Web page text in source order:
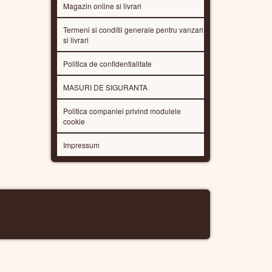
Magazin online si livrari
Termeni si conditii generale pentru vanzari
si livrari
Politica de confidentialitate
MASURI DE SIGURANTA
Politica companiei privind modulele
cookie
Impressum